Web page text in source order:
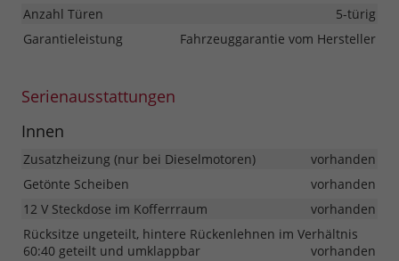
Anzahl Türen
5-türig
Garantieleistung
Fahrzeuggarantie vom Hersteller
Serienausstattungen
Innen
Zusatzheizung (nur bei Dieselmotoren)
vorhanden
Getönte Scheiben
vorhanden
12 V Steckdose im Kofferrraum
vorhanden
Rücksitze ungeteilt, hintere Rückenlehnen im Verhältnis
60:40 geteilt und umklappbar
vorhanden